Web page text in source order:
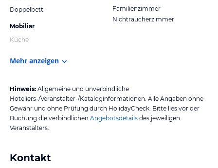
Doppelbett
Mobiliar
Küche
Familienzimmer
Nichtraucherzimmer
Mehr anzeigen
Hinweis: Allgemeine und unverbindliche
Hoteliers-/Veranstalter-/Kataloginformationen. Alle Angaben ohne
Gewähr und ohne Prüfung durch HolidayCheck. Bitte lies vor der
Buchung die verbindlichen Angebotsdetails des jeweiligen
Veranstalters.
Kontakt